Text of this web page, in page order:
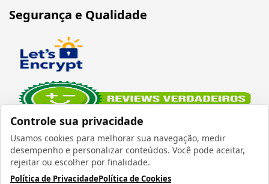
Controle sua privacidade
Usamos cookies para melhorar sua navegação, medir
desempenho e personalizar conteúdos. Você pode aceitar,
rejeitar ou escolher por finalidade.
Política de PrivacidadePolítica de Cookies
Segurança e Qualidade
Verificada por